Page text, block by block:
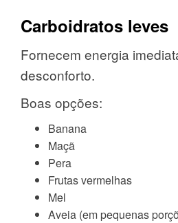
Carboidratos leves
Fornecem energia
desconforto.
Boas opções:
Banana
Maçã
Pera
Frutas vermelhas
Mel
Aveia (em pequenas